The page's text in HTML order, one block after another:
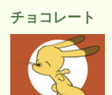
チョコレート